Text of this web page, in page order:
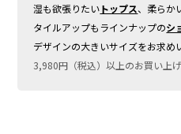
湿も欲張りたいトップス、柔らか
タイルアップもラインナップのシ
デザインの大きいサイズをお求め
3,980円（税込）以上のお買い上